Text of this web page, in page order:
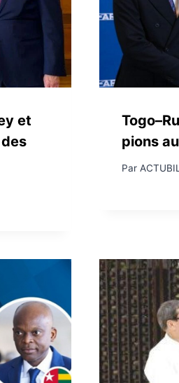
et
pions
Par